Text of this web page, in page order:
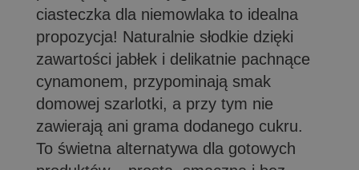
ciasteczka dla niemowlaka to idealna
propozycja! Naturalnie słodkie dzięki
zawartości jabłek i delikatnie pachnące
cynamonem, przypominają smak
domowej szarlotki, a przy tym nie
zawierają ani grama dodanego cukru.
To świetna alternatywa dla gotowych